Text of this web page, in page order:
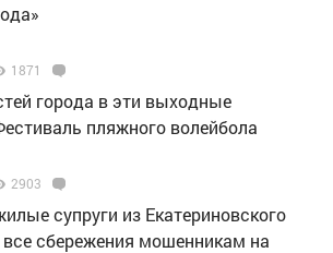
1871
города в эти выходные
пляжного волейбола
2903
супруги из Екатериновского
все сбережения мошенникам на